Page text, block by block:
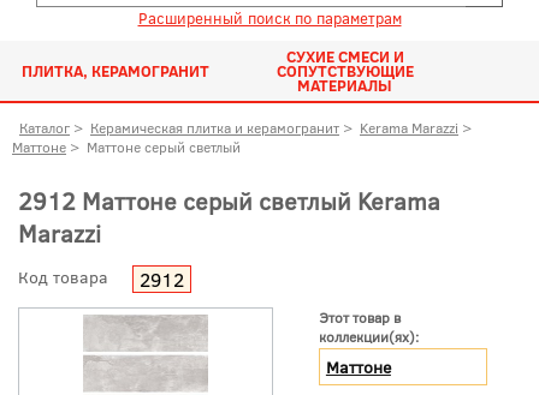
Расширенный поиск по параметрам
ПЛИТКА, КЕРАМОГРАНИТ
СУХИЕ СМЕСИ И
СОПУТСТВУЮЩИЕ
МАТЕРИАЛЫ
Каталог > Керамическая плитка и керамогранит > Kerama Marazzi >
Маттоне > Маттоне серый светлый
2912 Маттоне серый светлый Kerama
Marazzi
Код товара 2912
Этот товар в
коллекции(ях):
Маттоне